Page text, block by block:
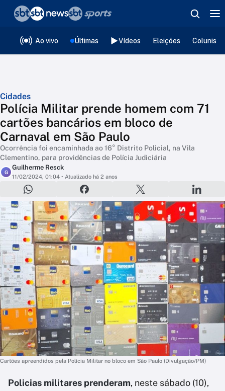
Ao vivo Últimas Vídeos Eleições
Cidades
Polícia Militar prende homem com 71
cartões bancários em bloco de
Carnaval em São Paulo
Ocorrência foi encaminhada ao 16° Distrito Policial, na Vila
Clementino, para providências de Polícia Judiciária
G
Guilherme Resck
11/02/2024, 01:04 • Atualizado há 2 anos
Cartões apreendidos pela Polícia Militar no bloco em São Paulo (Divulgação/PM)
Policias militares prenderam, neste sábado (10),
❮voltar
Editorias